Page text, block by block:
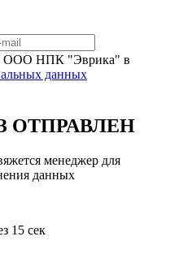
ООО НПК "Эврика" в
данных
ОТПРАВЛЕН
менеджер для
данных
15 сек